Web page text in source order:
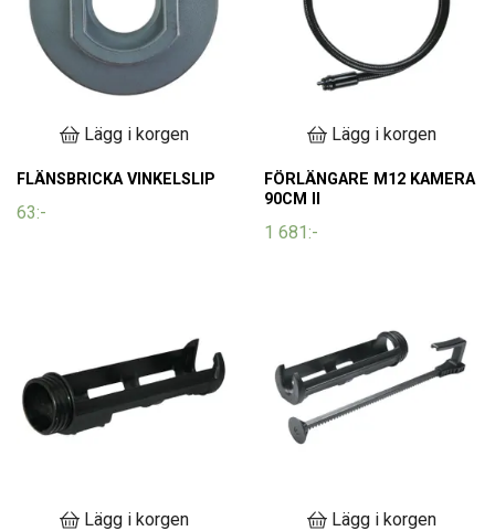
Lägg i korgen
FLÄNSBRICKA VINKELSLIP
63:-
Lägg i korgen
FÖRLÄNGARE M12 KAMERA
90CM II
1 681:-
Lägg i korgen Lägg i korgen